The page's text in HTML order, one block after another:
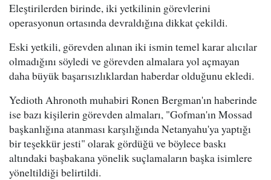
Eleştirilerden birinde, iki yetkilinin görevlerini
operasyonun ortasında devraldığına dikkat çekildi.
Eski yetkili, görevden alınan iki ismin temel karar alıcılar
olmadığını söyledi ve görevden almalara yol açmayan
daha büyük başarısızlıklardan haberdar olduğunu ekledi.
Yedioth Ahronoth muhabiri Ronen Bergman'ın haberinde
ise bazı kişilerin görevden almaları, "Gofman'ın Mossad
başkanlığına atanması karşılığında Netanyahu'ya yaptığı
bir teşekkür jesti" olarak gördüğü ve böylece baskı
altındaki başbakana yönelik suçlamaların başka isimlere
yöneltildiği belirtildi.